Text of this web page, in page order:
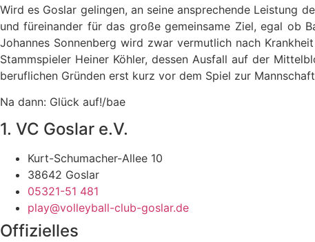
Wird es Goslar gelingen, an seine ansprechende Leistung
und füreinander für das große gemeinsame Ziel, egal ob
Johannes Sonnenberg wird zwar vermutlich nach
Stammspieler Heiner Köhler, dessen Ausfall auf der
beruflichen Gründen erst kurz vor dem Spiel zur
Na dann: Glück auf!/bae
1. VC Goslar e.V.
Kurt-Schumacher-Allee 10
38642 Goslar
05321-51 481
play@volleyball-club-goslar.de
Offizielles